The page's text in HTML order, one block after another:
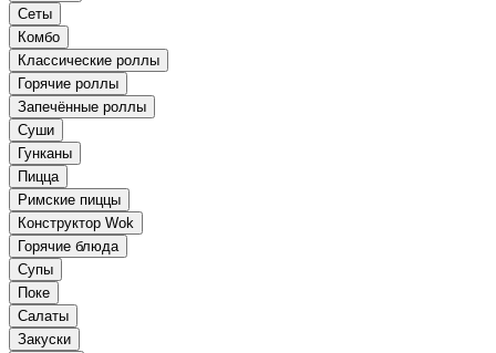
Сеты
Комбо
Классические роллы
Горячие роллы
Запечённые роллы
Суши
Гунканы
Пицца
Римские пиццы
Конструктор Wok
Горячие блюда
Супы
Поке
Салаты
Закуски